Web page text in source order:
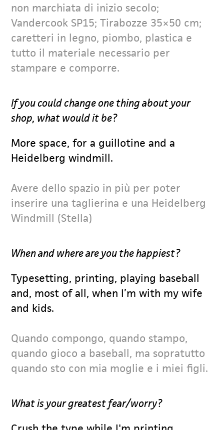
non marchiata di inizio secolo;
Vandercook SP15; Tirabozze 35×50 cm;
caretteri in legno, piombo, plastica e
tutto il materiale necessario per
stampare e comporre.
If you could change one thing about your
shop, what would it be?
More space, for a guillotine and a
Heidelberg windmill.
Avere dello spazio in più per poter
inserire una taglierina e una Heidelberg
Windmill (Stella)
When and where are you the happiest?
Typesetting, printing, playing baseball
and, most of all, when I’m with my wife
and kids.
Quando compongo, quando stampo,
quando gioco a baseball, ma sopratutto
quando sto con mia moglie e i miei figli.
What is your greatest fear/worry?